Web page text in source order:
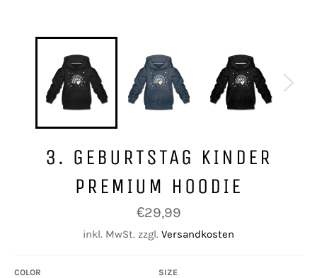
3. GEBURTSTAG KINDER
PREMIUM HOODIE
Normaler
Preis
€29,99
inkl. MwSt. zzgl. Versandkosten
COLOR SIZE